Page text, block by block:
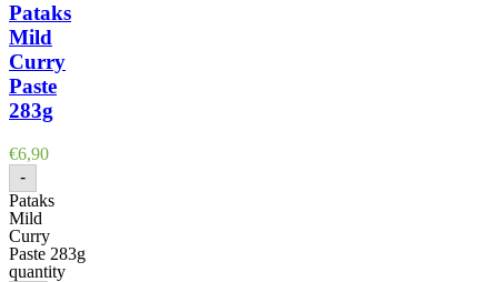
Pataks
Mild
Curry
Paste
283g
€6,90
-
Pataks
Mild
Curry
Paste 283g
quantity